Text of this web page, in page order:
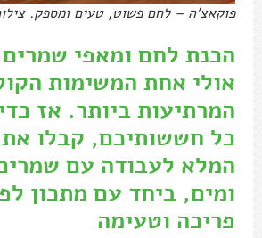
פוקאצ'ה – לחם פשוט, טעים ומספק.
הכנת לחם ומאפי
אולי אחת המשימות
המרתיעות ביותר. אז
כל חששותיכם, קבלו
המלא לעבודה עם
ומים, ביחד עם מתכון
פריכה וטעימה